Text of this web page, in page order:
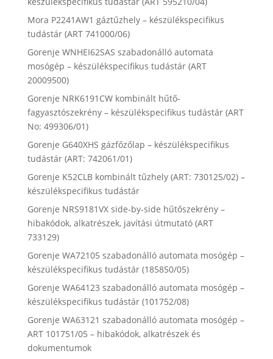
Mora P2241AW1 gáztűzhely – készülékspecifikus
tudástár (ART 741000/06)
Gorenje WNHEI62SAS szabadonálló automata
mosógép – készülékspecifikus tudástár (ART
20009500)
Gorenje NRK6191CW kombinált hűtő-
fagyasztószekrény – készülékspecifikus tudástár (ART
No: 499306/01)
Gorenje G640XHS gázfőzőlap – készülékspecifikus
tudástár (ART: 742061/01)
Gorenje K52CLB kombinált tűzhely (ART: 730125/02) –
készülékspecifikus tudástár
Gorenje NRS9181VX side-by-side hűtőszekrény –
hibakódok, alkatrészek, javítási útmutató (ART
733129)
Gorenje WA72105 szabadonálló automata mosógép –
készülékspecifikus tudástár (185850/05)
Gorenje WA64123 szabadonálló automata mosógép –
készülékspecifikus tudástár (101752/08)
Gorenje WA63121 szabadonálló automata mosógép –
ART 101751/05 – hibakódok, alkatrészek és
dokumentumok